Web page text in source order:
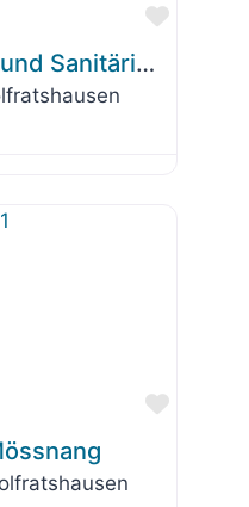
Favorit
Spohn Heizungs- und Sanitärinstallation GmbH
Favorit